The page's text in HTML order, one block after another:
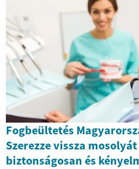
Fogbeültetés
Szerezze vissza mosolyát
biztonságosan és